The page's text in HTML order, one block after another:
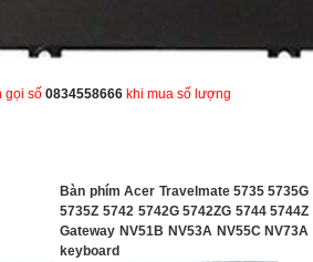
gọi số0834558666khi mua số lượng
Bàn phím Acer Travelmate 5735 5735G
5735Z 5742 5742G 5742ZG 5744 5744Z
Gateway NV51B NV53A NV55C NV73A
keyboard